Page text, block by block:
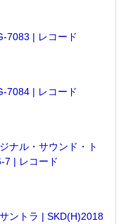
7083 | レコード
7084 | レコード
ナル・サウンド・ト
7 | レコード
ントラ | SKD(H)2018